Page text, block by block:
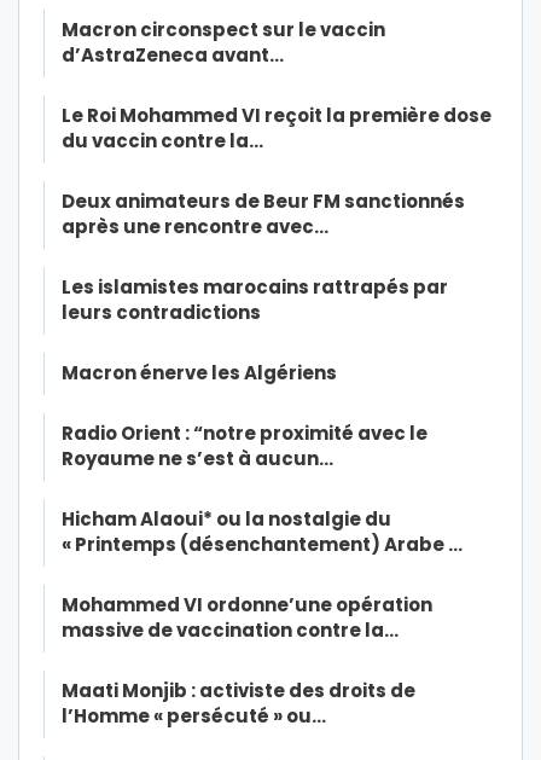
Macron circonspect sur le vaccin
d’AstraZeneca avant…
Le Roi Mohammed VI reçoit la première dose
du vaccin contre la…
Deux animateurs de Beur FM sanctionnés
après une rencontre avec…
Les islamistes marocains rattrapés par
leurs contradictions
Macron énerve les Algériens
Radio Orient : “notre proximité avec le
Royaume ne s’est à aucun…
Hicham Alaoui* ou la nostalgie du
« Printemps (désenchantement) Arabe …
Mohammed VI ordonne’une opération
massive de vaccination contre la…
Maati Monjib : activiste des droits de
l’Homme « persécuté » ou…